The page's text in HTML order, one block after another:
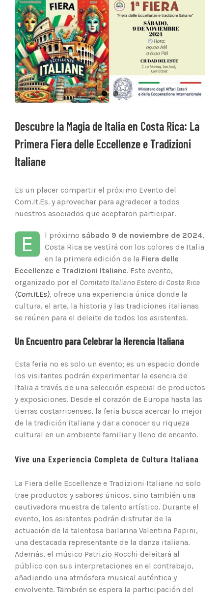
Ver
imagen
más
grande
Descubre la Magia de Italia en Costa Rica: La
Primera Fiera delle Eccellenze e Tradizioni
Italiane
Es un placer compartir el próximo Evento del
Com.It.Es. y aprovechar para agradecer a todos
nuestros asociados que aceptaron participar.
E l próximo sábado 9 de noviembre de 2024,
Costa Rica se vestirá con los colores de Italia
en la primera edición de la Fiera delle
Eccellenze e Tradizioni Italiane. Este evento,
organizado por el Comitato Italiano Estero di Costa Rica
(Com.It.Es), ofrece una experiencia única donde la
cultura, el arte, la historia y las tradiciones italianas
se reúnen para el deleite de todos los asistentes.
Un Encuentro para Celebrar la Herencia Italiana
Esta feria no es solo un evento; es un espacio donde
los visitantes podrán experimentar la esencia de
Italia a través de una selección especial de productos
y exposiciones. Desde el corazón de Europa hasta las
tierras costarricenses, la feria busca acercar lo mejor
de la tradición italiana y dar a conocer su riqueza
cultural en un ambiente familiar y lleno de encanto.
Vive una Experiencia Completa de Cultura Italiana
La Fiera delle Eccellenze e Tradizioni Italiane no solo
trae productos y sabores únicos, sino también una
cautivadora muestra de talento artístico. Durante el
evento, los asistentes podrán disfrutar de la
actuación de la talentosa bailarina Valentina Papini,
una destacada representante de la danza italiana.
Además, el músico Patrizio Rocchi deleitará al
público con sus interpretaciones en el contrabajo,
añadiendo una atmósfera musical auténtica y
envolvente. También se espera la participación del